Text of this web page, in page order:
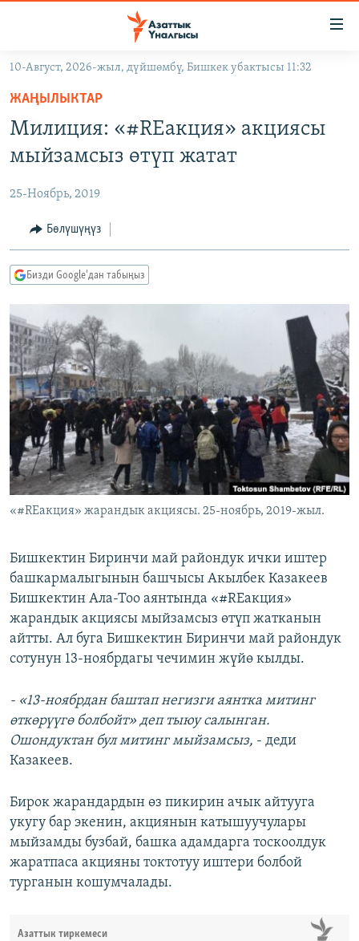
Навигацияга
өтүңүз
Издөөгө
салыңыз
ЭКОНОМИКА
МАДАНИЯТ
БОРБОР АЗИЯ
АТАЙЫН ИЛИКТӨӨ
ТВ ПРОГРАММАЛАР
ЭКСПЕРТТЕР ТАЛДАЙТ
БИЗ ЖАНА ДҮЙНӨ
ДАНИСТЕ
ЭЖЕ-СИҢДИЛЕР
АЗАТТЫК+
ЫҢГАЙСЫЗ СУРООЛОР
ӨЗГӨЧӨ ПИКИР
Русский
ОНЛАЙН ШЕРИНЕ
ЭЕ/АРнун бардык сайттары
10-Август, 2026-жыл, дүйшөмбү, Бишкек убактысы 11:32
ЖАҢЫЛЫКТАР
Милиция: «#REакция» акциясы
мыйзамсыз өтүп жатат
25-Ноябрь, 2019
Бөлүшүңүз
Бизди Google'дан табыңыз
«#REакция» жарандык акциясы. 25-ноябрь, 2019-жыл.
Бишкектин Биринчи май райондук ички иштер
башкармалыгынын башчысы Акылбек Казакеев
Бишкектин Ала-Тоо аянтында «#REакция»
жарандык акциясы мыйзамсыз өтүп жатканын
айтты. Ал буга Бишкектин Биринчи май райондук
сотунун 13-ноябрдагы чечимин жүйө кылды.
- «13-ноябрдан баштап негизги аянтка митинг
өткөрүүгө болбойт» деп тыюу салынган.
Ошондуктан бул митинг мыйзамсыз, - деди
Казакеев.
Бирок жарандардын өз пикирин ачык айтууга
укугу бар экенин, акциянын катышуучулары
мыйзамды бузбай, башка адамдарга тоскоолдук
жаратпаса акцияны токтотуу иштери болбой
турганын кошумчалады.
Азаттык тиркемеси